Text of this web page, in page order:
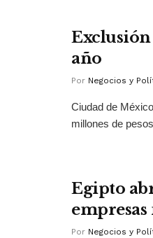
Exclusión
año
Por Negocios y
Ciudad de
millones de
Egipto
Por Negocios y